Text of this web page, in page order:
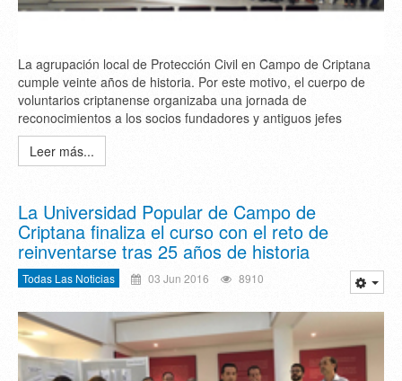
La agrupación local de Protección Civil en Campo de Criptana
cumple veinte años de historia. Por este motivo, el cuerpo de
voluntarios criptanense organizaba una jornada de
reconocimientos a los socios fundadores y antiguos jefes
Leer más...
La Universidad Popular de Campo de
Criptana finaliza el curso con el reto de
reinventarse tras 25 años de historia
Todas Las Noticias 03 Jun 2016 8910